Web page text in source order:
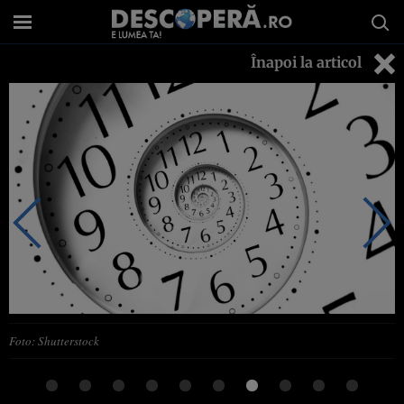
Înapoi la articol
Foto: Shutterstock